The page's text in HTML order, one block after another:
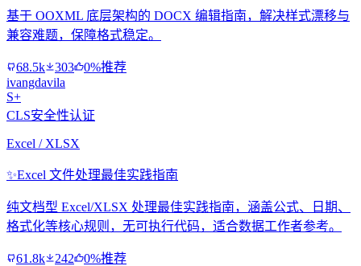
基于 OOXML 底层架构的 DOCX 编辑指南，解决样式漂移与
兼容难题，保障格式稳定。
68.5k 303
0%推荐
ivangdavila
S+
CLS安全性认证
Excel / XLSX
✨Excel 文件处理最佳实践指南
纯文档型 Excel/XLSX 处理最佳实践指南，涵盖公式、日期、
格式化等核心规则，无可执行代码，适合数据工作者参考。
61.8k 242
0%推荐